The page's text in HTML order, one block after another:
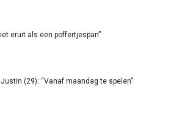
eruit als een poffertjespan”
(29): “Vanaf maandag te spelen”